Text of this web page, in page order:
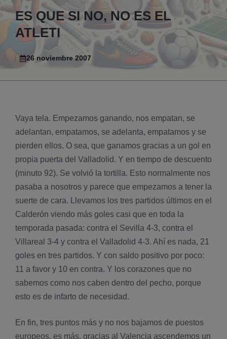
ES QUE SI NO, NO ES EL
ATLETI
26 noviembre 2007
Vaya tela. Empezamos ganando, nos empatan, se
adelantan, empatamos, se adelanta, empatamos y se
pierden ellos. O sea, que ganamos gracias a un gol en
propia puerta del Valladolid. Y en tiempo de descuento
(minuto 92). Se volvió la tortilla. Esto normalmente nos
pasaba a nosotros y parece que empezamos a tener la
suerte de cara. Llevamos los tres partidos últimos en el
Calderón viendo más goles casi que en toda la
temporada pasada: contra el Sevilla 4-3, contra el
Villareal 3-4 y contra el Valladolid 4-3. Ahí­ es nada, 21
goles en tres partidos. Y con saldo positivo por poco:
11 a favor y 10 en contra. Y los corazones que no
sabemos como nos caben dentro del pecho, porque
esto es de infarto de necesidad.
En fin, tres puntos más y no nos bajamos de puestos
europeos, es más, gracias al Valencia ascendemos un